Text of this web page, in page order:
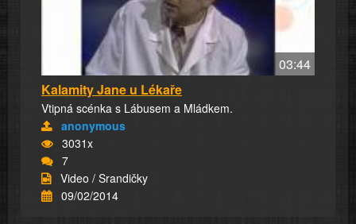
03:44
Kalamity Jane u Lékaře
Vtipná scénka s Lábusem a Mládkem.
anonymous
3031x
7
Video / Srandičky
09/02/2014